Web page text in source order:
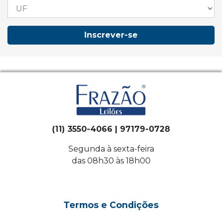
Inscrever-se
(11) 3550-4066 | 97179-0728
Segunda à sexta-feira
das 08h30 às 18h00
Termos e Condições